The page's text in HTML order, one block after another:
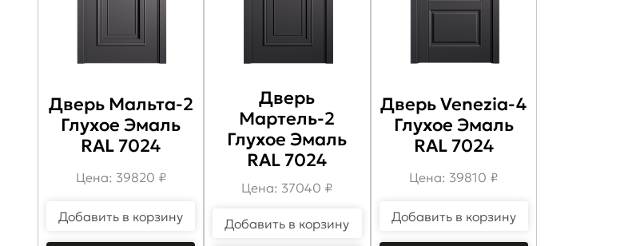
Дверь Мальта-2
Глухое Эмаль
RAL 7024
Цена: 39820 ₽
Добавить в корзину
Дверь
Мартель-2
Глухое Эмаль
RAL 7024
Цена: 37040 ₽
Добавить в корзину
Дверь Venezia-4
Глухое Эмаль
RAL 7024
Цена: 39810 ₽
Добавить в корзину